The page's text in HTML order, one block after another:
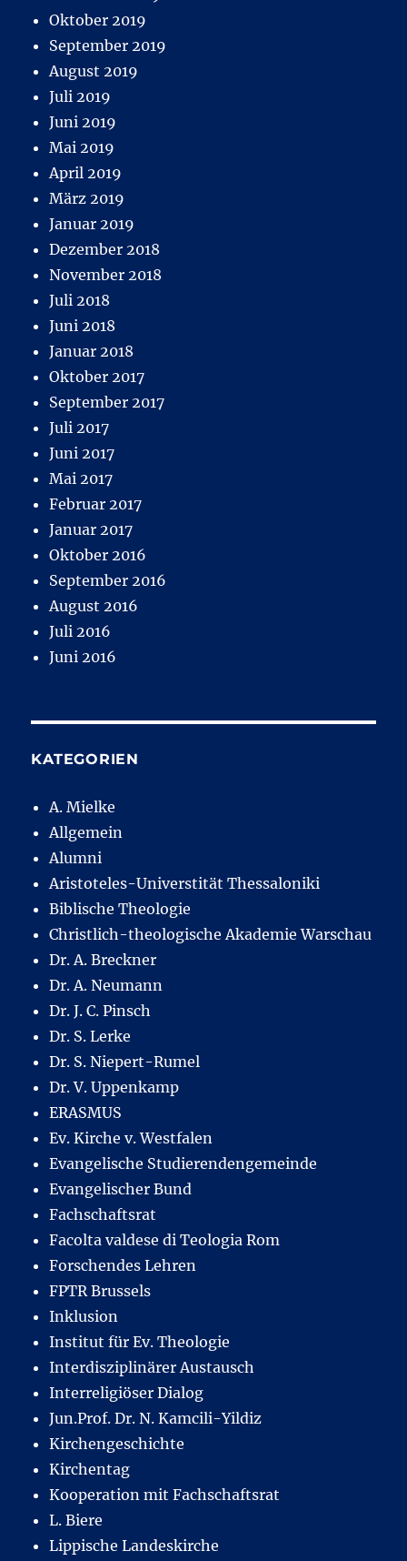
Oktober 2019
September 2019
August 2019
Juli 2019
Juni 2019
Mai 2019
April 2019
März 2019
Januar 2019
Dezember 2018
November 2018
Juli 2018
Juni 2018
Januar 2018
Oktober 2017
September 2017
Juli 2017
Juni 2017
Mai 2017
Februar 2017
Januar 2017
Oktober 2016
September 2016
August 2016
Juli 2016
Juni 2016
KATEGORIEN
A. Mielke
Allgemein
Alumni
Aristoteles-Universtität Thessaloniki
Biblische Theologie
Christlich-theologische Akademie Warschau
Dr. A. Breckner
Dr. A. Neumann
Dr. J. C. Pinsch
Dr. S. Lerke
Dr. S. Niepert-Rumel
Dr. V. Uppenkamp
ERASMUS
Ev. Kirche v. Westfalen
Evangelische Studierendengemeinde
Evangelischer Bund
Fachschaftsrat
Facolta valdese di Teologia Rom
Forschendes Lehren
FPTR Brussels
Inklusion
Institut für Ev. Theologie
Interdisziplinärer Austausch
Interreligiöser Dialog
Jun.Prof. Dr. N. Kamcili-Yildiz
Kirchengeschichte
Kirchentag
Kooperation mit Fachschaftsrat
L. Biere
Lippische Landeskirche